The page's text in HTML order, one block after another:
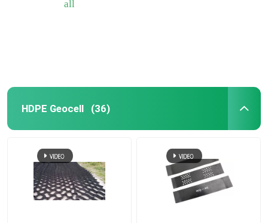
all
HDPE Geocell (36)